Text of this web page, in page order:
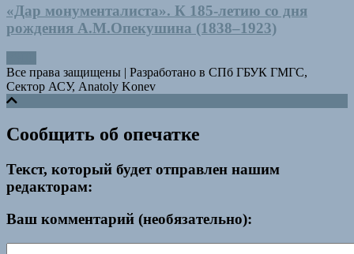
«Дар монументалиста». К 185-летию со дня
рождения А.М.Опекушина (1838–1923)
Все права защищены | Разработано в СПб ГБУК ГМГС,
Сектор АСУ, Anatoly Konev
Сообщить об опечатке
Текст, который будет отправлен нашим
редакторам:
Ваш комментарий (необязательно):